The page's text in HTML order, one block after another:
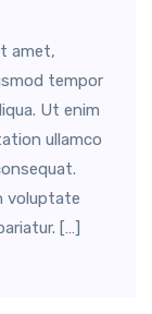
amet,
tempor
Ut enim
ullamco
voluptate
[…]